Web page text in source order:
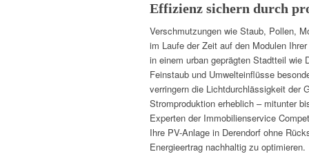
Effizienz sichern durch
Verschmutzungen wie Staub, Pollen,
im Laufe der Zeit auf den Modulen
in einem urban geprägten Stadtteil wie
Feinstaub und Umwelteinflüsse
verringern die Lichtdurchlässigkeit der
Stromproduktion erheblich – mitunter
Experten der Immobilienservice
Ihre PV-Anlage in Derendorf ohne
Energieertrag nachhaltig zu optimieren.